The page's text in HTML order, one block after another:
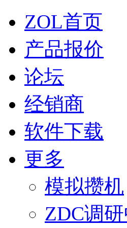
ZOL首页
产品报价
论坛
经销商
软件下载
更多
模拟攒机
ZDC调